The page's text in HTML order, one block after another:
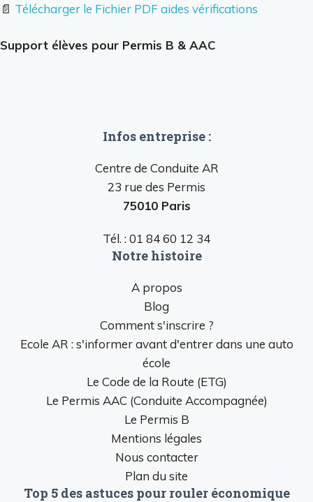
📄 Télécharger le Fichier PDF aides vérifications
Support élèves pour Permis B & AAC
Infos entreprise :
Centre de Conduite AR
23 rue des Permis
75010 Paris
Tél. : 01 84 60 12 34
Notre histoire
A propos
Blog
Comment s'inscrire ?
Ecole AR : s'informer avant d'entrer dans une auto
école
Le Code de la Route (ETG)
Le Permis AAC (Conduite Accompagnée)
Le Permis B
Mentions légales
Nous contacter
Plan du site
Top 5 des astuces pour rouler économique